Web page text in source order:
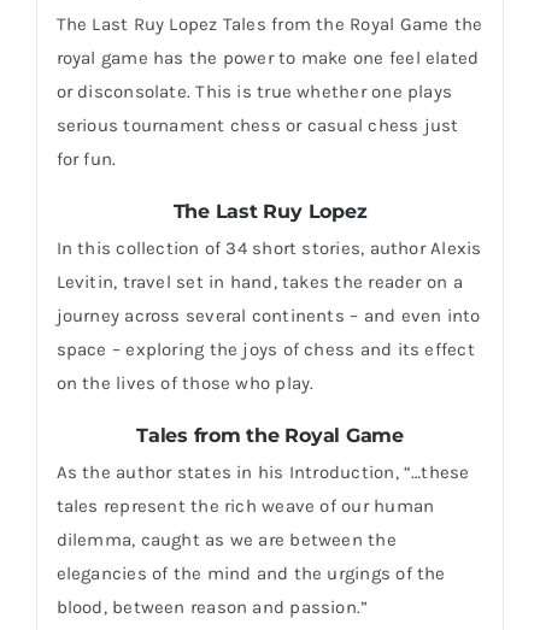
The Last Ruy Lopez Tales from the Royal Game the
royal game has the power to make one feel elated
or disconsolate. This is true whether one plays
serious tournament chess or casual chess just
for fun.
The Last Ruy Lopez
In this collection of 34 short stories, author Alexis
Levitin, travel set in hand, takes the reader on a
journey across several continents – and even into
space – exploring the joys of chess and its effect
on the lives of those who play.
Tales from the Royal Game
As the author states in his Introduction, “…these
tales represent the rich weave of our human
dilemma, caught as we are between the
elegancies of the mind and the urgings of the
blood, between reason and passion.”